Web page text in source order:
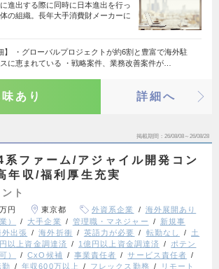
進出する際に同時に日本進出を行っ
の組織。長年大手消費財メーカーに
】 ・グローバルプロジェクトが約6割と豊富で海外駐
に恵まれている ・戦略案件、業務改善案件が…
あり 詳細へ
掲載期間 26/08/08～26/08/28
ファーム/アジャイル開発コン
年収/福利厚生充実
ト
円 東京都 外資系企業
海外展開あり
）
大手企業 管理職・マネジャー
新規事
外出張 海外折衝 英語力が必要 転勤なし
土
以上資金調達済 1億円以上資金調達済
ポテン
）
CxO候補 事業責任者
サービス責任者
勤 年収600万以上 フレックス勤務 リモート